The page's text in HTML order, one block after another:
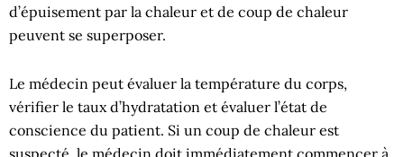
d’épuisement par la chaleur et de coup de chaleur
peuvent se superposer.
Le médecin peut évaluer la température du corps,
vérifier le taux d’hydratation et évaluer l’état de
conscience du patient. Si un coup de chaleur est
suspecté, le médecin doit immédiatement commencer à